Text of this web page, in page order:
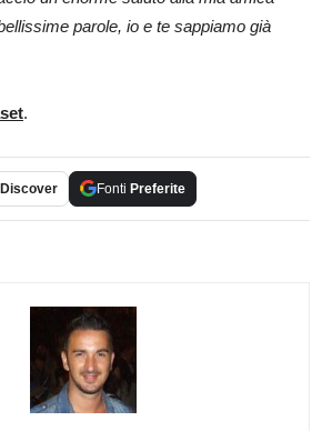
parole, io e te sappiamo già
.
Discover Fonti Preferite